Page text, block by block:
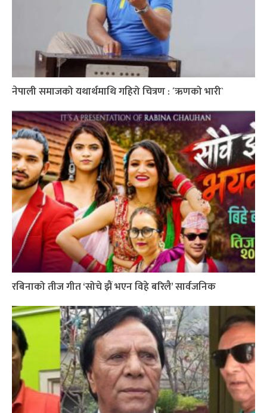
नेपाली समाजको यथार्थमाथि गहिरो चित्रण : ´ऋणको भारी`
रबिनाको तीज गीत ‘सोचे झैं भएन विहे बरिलै’ सार्वजनिक